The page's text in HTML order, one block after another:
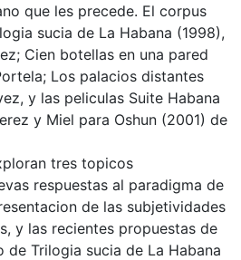
que les precede. El corpus
sucia de La Habana (1998),
Cien botellas en una pared
Los palacios distantes
y las peliculas Suite Habana
y Miel para Oshun (2001) de
tres topicos
respuestas al paradigma de
de las subjetividades
y las recientes propuestas de
de Trilogia sucia de La Habana